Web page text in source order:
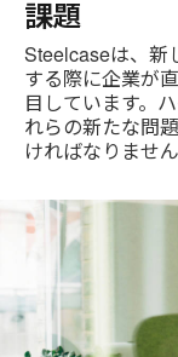
課題
Steelcaseは、新
する際に企業が
目しています。
れらの新たな問
ければなりません